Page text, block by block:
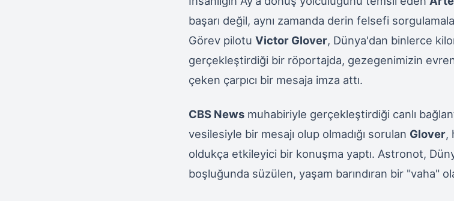
başarı değil, aynı zamanda derin felsefi
Görev pilotuVictor Glover, Dünya'dan binlerce
gerçekleştirdiği bir röportajda, gezegenimizin
çeken çarpıcı bir mesaja imza attı.
CBS News muhabiriyle gerçekleştirdiği canlı
vesilesiyle bir mesajı olup olmadığı sorulan Glover,
oldukça etkileyici bir konuşma yaptı. Astronot,
boşluğunda süzülen, yaşam barındıran bir "vaha"